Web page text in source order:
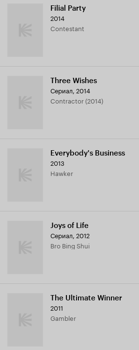
Filial Party
2014
Contestant
Three Wishes
Сериал, 2014
Contractor (2014)
Everybody's Business
2013
Hawker
Joys of Life
Сериал, 2012
Bro Bing Shui
The Ultimate Winner
2011
Gambler